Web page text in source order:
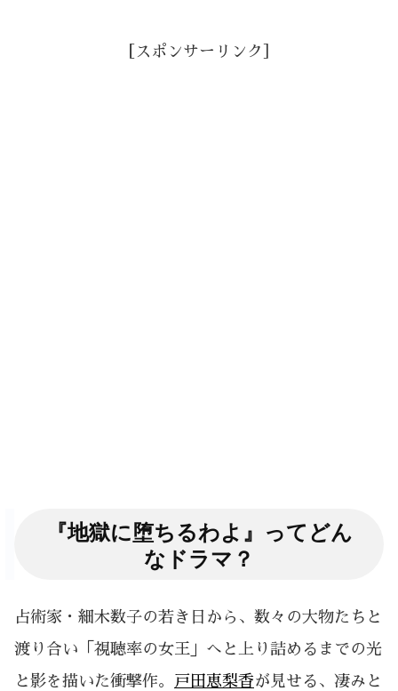
［スポンサーリンク］
『地獄に堕ちるわよ』ってどん
なドラマ？
占術家・細木数子の若き日から、数々の大物たちと
渡り合い「視聴率の女王」へと上り詰めるまでの光
と影を描いた衝撃作。
戸田恵梨香が見せる、凄みと